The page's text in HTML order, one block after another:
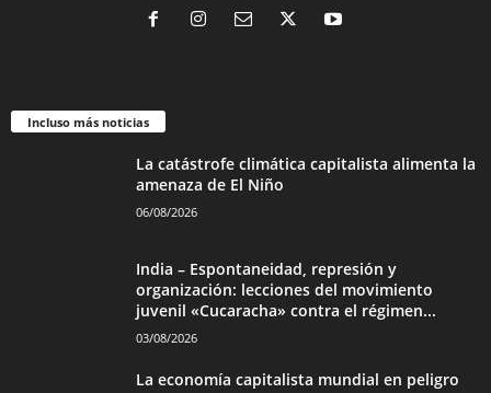
Incluso más noticias
La catástrofe climática capitalista alimenta la
amenaza de El Niño
06/08/2026
India – Espontaneidad, represión y
organización: lecciones del movimiento
juvenil «Cucaracha» contra el régimen...
03/08/2026
La economía capitalista mundial en peligro